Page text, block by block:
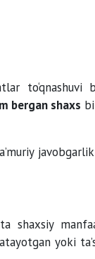
to‘qnashuvi
bergan shaxs
shaxsiy
yoki